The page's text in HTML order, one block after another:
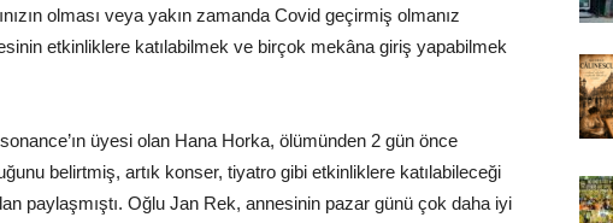
olması veya yakın zamanda Covid geçirmiş olmanız
etkinliklere katılabilmek ve birçok mekâna giriş yapabilmek
üyesi olan Hana Horka, ölümünden 2 gün önce
belirtmiş, artık konser, tiyatro gibi etkinliklere katılabileceği
paylaşmıştı. Oğlu Jan Rek, annesinin pazar günü çok daha iyi